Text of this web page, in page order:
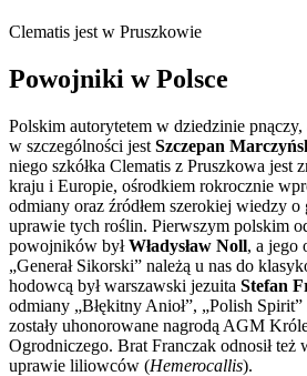
Clematis jest w Pruszkowie
Powojniki w Polsce
Polskim autorytetem w dziedzinie
w szczególności jest Szczepan
niego szkółka Clematis z Pruszkowa jest
kraju i Europie, ośrodkiem rokrocznie
odmiany oraz źródłem szerokiej wiedzy o
uprawie tych roślin. Pierwszym polskim
powojników byłWładysław Noll, a jego
„Generał Sikorski” należą u nas do
hodowcą był warszawski jezuita Stefan
odmiany „Błękitny Anioł”, „Polish
zostały uhonorowane nagrodą AGM
Ogrodniczego. Brat Franczak odnosił też
uprawie liliowców (Hemerocallis).